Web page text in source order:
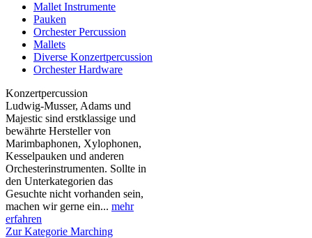
Mallet Instrumente
Pauken
Orchester Percussion
Mallets
Diverse Konzertpercussion
Orchester Hardware
Konzertpercussion
Ludwig-Musser, Adams und
Majestic sind erstklassige und
bewährte Hersteller von
Marimbaphonen, Xylophonen,
Kesselpauken und anderen
Orchesterinstrumenten. Sollte in
den Unterkategorien das
Gesuchte nicht vorhanden sein,
machen wir gerne ein... mehr
erfahren
Zur Kategorie Marching